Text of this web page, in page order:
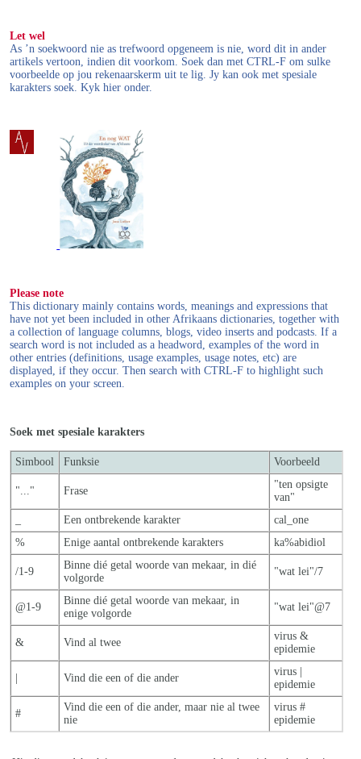
Let wel
As ’n soekwoord nie as trefwoord opgeneem is nie, word dit in ander
artikels vertoon, indien dit voorkom. Soek dan met CTRL-F om sulke
voorbeelde op jou rekenaarskerm uit te lig. Jy kan ook met spesiale
karakters soek. Kyk hier onder.
Please note
This dictionary mainly contains words, meanings and expressions that
have not yet been included in other Afrikaans dictionaries, together with
a collection of language columns, blogs, video inserts and podcasts. If a
search word is not included as a headword, examples of the word in
other entries (definitions, usage examples, usage notes, etc) are
displayed, if they occur. Then search with CTRL-F to highlight such
examples on your screen.
Soek met spesiale karakters
Simbool Funksie Voorbeeld
"..." Frase
"ten opsigte
van"
Een ontbrekende karakter
cal_one
%
Enige aantal ontbrekende karakters ka%abidiol
/1-9
Binne dié getal woorde van mekaar, in dié
volgorde
"wat lei"/7
@1-9
Binne dié getal woorde van mekaar, in
enige volgorde
"wat lei"@7
& Vind al twee
virus &
epidemie
Vind die een of die ander
virus |
epidemie
#
Vind die een of die ander, maar nie al twee
nie
virus #
epidemie